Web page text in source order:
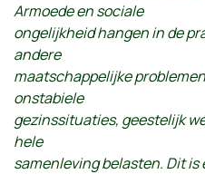
Armoede en sociale
ongelijkheid hangen in de
andere
maatschappelijke
onstabiele
gezinssituaties, geestelijk
hele
samenleving belasten. Dit is